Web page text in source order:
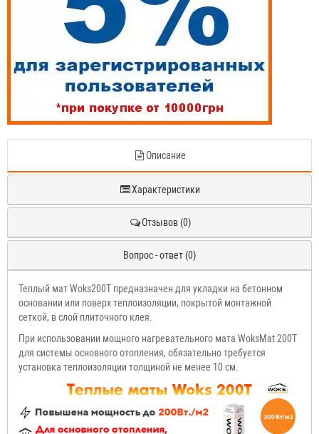
Описание
Характеристики
Отзывов (0)
Вопрос - ответ (0)
Теплый мат Woks200T предназначен для укладки на бетонном
основании или поверх теплоизоляции, покрытой монтажной
сеткой, в слой плиточного клея.
При использовании мощного нагревательного мата WoksMat 200T
для системы основного отопления, обязательно требуется
установка теплоизоляции толщиной не менее 10 см.